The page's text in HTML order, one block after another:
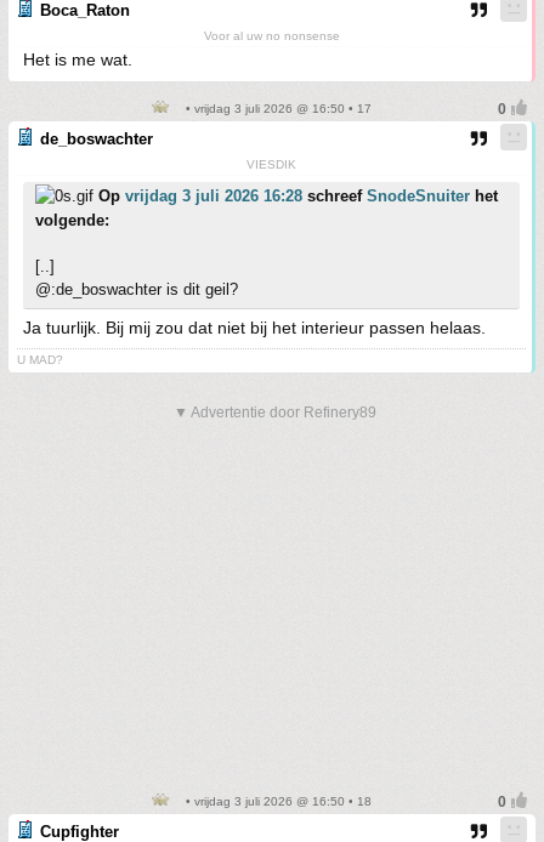
Boca_Raton
Voor al uw no nonsense
Het is me wat.
• vrijdag 3 juli 2026 @ 16:50 • 17
de_boswachter
VIESDIK
Op vrijdag 3 juli 2026 16:28 schreef SnodeSnuiter het
volgende:
[..]
@:de_boswachter is dit geil?
Ja tuurlijk. Bij mij zou dat niet bij het interieur passen helaas.
U MAD?
▼ Advertentie door Refinery89
• vrijdag 3 juli 2026 @ 16:50 • 18
Cupfighter